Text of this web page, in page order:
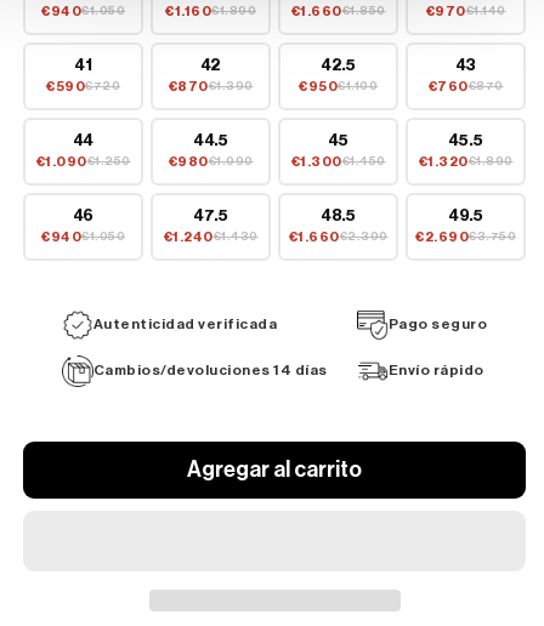
€940€1.050 €1.160€1.890 €1.660€1.850 €970€1.140
41
€590€720
42
€870€1.390
42.5
€950€1.100
43
€760€870
44
€1.090€1.250
44.5
€980€1.090
45
€1.300€1.450
45.5
€1.320€1.890
46
€940€1.050
47.5
€1.240€1.430
48.5
€1.660€2.300
49.5
€2.690€3.750
Autenticidad verificada Pago seguro
Cambios/devoluciones 14 días Envío rápido
Agregar al carrito